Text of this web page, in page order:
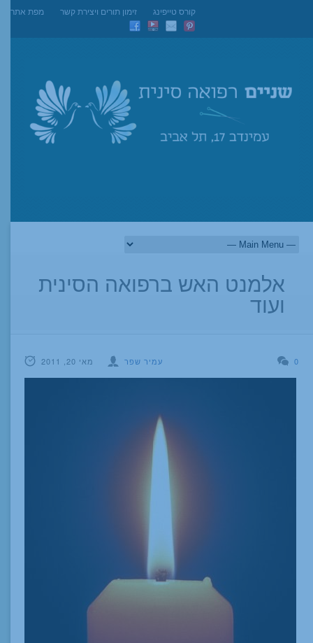
מפת אתר זימון תורים ויצירת קשר קורס טייפינג
אלמנט האש ברפואה הסינית
ועוד
מאי 20, 2011 עמיר שפר 0